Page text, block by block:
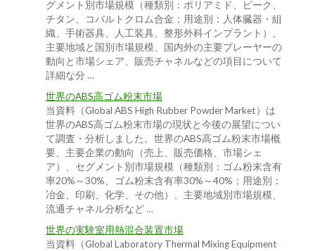
グメント別市場規模（種類別：ポリアミド、ピーク、
チタン、コバルトクロム合金；用途別：人体臓器・組
織、手術器具、人工装具、整形外科インプラント）、
主要地域と国別市場規模、国内外の主要プレーヤーの
動向と市場シェア、販売チャネルなどの項目について
詳細な分 …
世界のABS高ゴム粉末市場
当資料（Global ABS High Rubber Powder Market）は
世界のABS高ゴム粉末市場の現状と今後の展望につい
て調査・分析しました。世界のABS高ゴム粉末市場概
要、主要企業の動向（売上、販売価格、市場シェ
ア）、セグメント別市場規模（種類別：ゴム粉末含有
率20%～30%、ゴム粉末含有率30%～40%；用途別：
冶金、印刷、化学、その他）、主要地域別市場規模、
流通チャネル分析など …
世界の実験室用熱混合装置市場
当資料（Global Laboratory Thermal Mixing Equipment